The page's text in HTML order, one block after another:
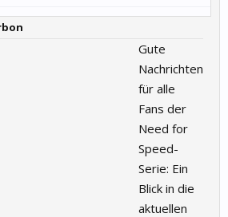
Gute
Nachrichten
für alle
Fans der
Need for
Speed-
Serie: Ein
Blick in die
aktuellen